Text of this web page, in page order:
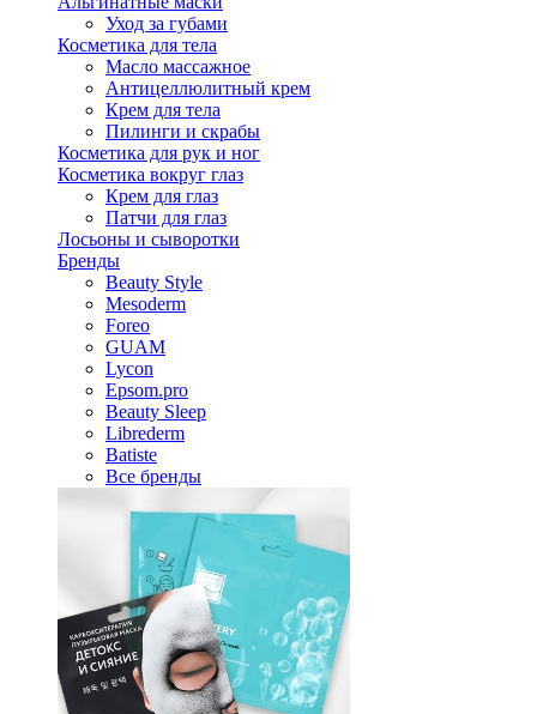
Уход за губами
Косметика для тела
Масло массажное
Антицеллюлитный крем
Крем для тела
Пилинги и скрабы
Косметика для рук и ног
Косметика вокруг глаз
Крем для глаз
Патчи для глаз
Лосьоны и сыворотки
Бренды
Beauty Style
Mesoderm
Foreo
GUAM
Lycon
Epsom.pro
Beauty Sleep
Librederm
Batiste
Все бренды